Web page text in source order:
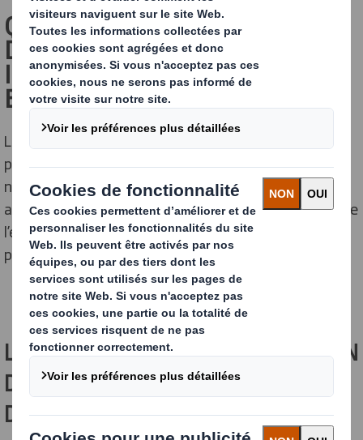
QU’EST-CE QUE LE PACKAGING
DESIGN ET POURQUOI EST-IL
IMPORTANT POUR VOTRE
ENTREPRISE ?
Le packaging design consiste à créer des packagings
pour un produit. Cette activité implique à la fois des
notions artistiques, logistiques et marketing. Il doit
attirer le consommateur, valoriser l’image de marque de
l’entreprise, mais aussi protéger efficacement le
produit.
L’IMPORTANCE DU PACKAGING DESIGN
DANS LA STRATÉGIE DE MARQUE
D’UNE ENTREPRISE